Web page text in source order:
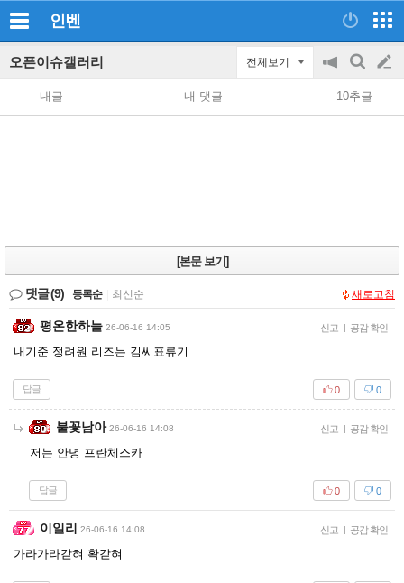
인벤
오픈이슈갤러리 전체보기
공
지
on/off
검
색
글
쓰
내글 내 댓글 10추글
[본문 보기]
댓글(9) 등록순 최신순 새로고침
평온한하늘 26-06-16 14:05 신고 | 공감 확인
내기준 정려원 리즈는 김씨표류기
답글 0
0
불꽃남아 26-06-16 14:08 신고 | 공감 확인
저는 안녕 프란체스카
답글 0
0
이일리 26-06-16 14:08 신고 | 공감 확인
가라가라갇혀 확갇혀